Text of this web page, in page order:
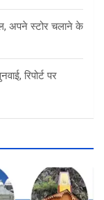
अपने स्टोर चलाने के
रिपोर्ट पर